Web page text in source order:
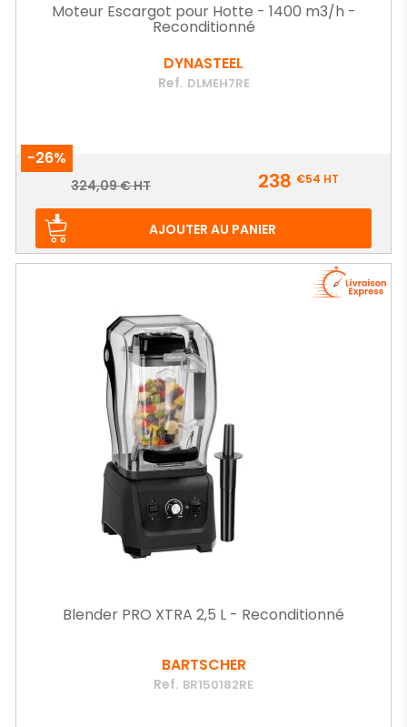
Moteur Escargot pour Hotte - 1400 m3/h -
Reconditionné
DYNASTEEL
Ref. DLMEH7RE
-26%
Prix
Prix
324,09 € HT 238 €54 HT
AJOUTER AU PANIER
Blender PRO XTRA 2,5 L - Reconditionné
BARTSCHER
Ref. BR150182RE